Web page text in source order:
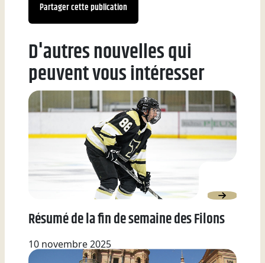
Partager cette publication
D'autres nouvelles qui
peuvent vous intéresser
Résumé de la fin de semaine des Filons
10 novembre 2025